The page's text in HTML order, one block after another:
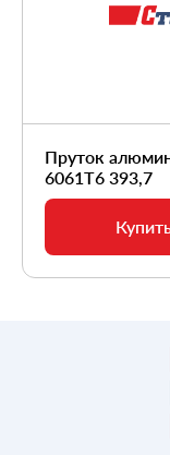
Пруток
6061Т6 393,7